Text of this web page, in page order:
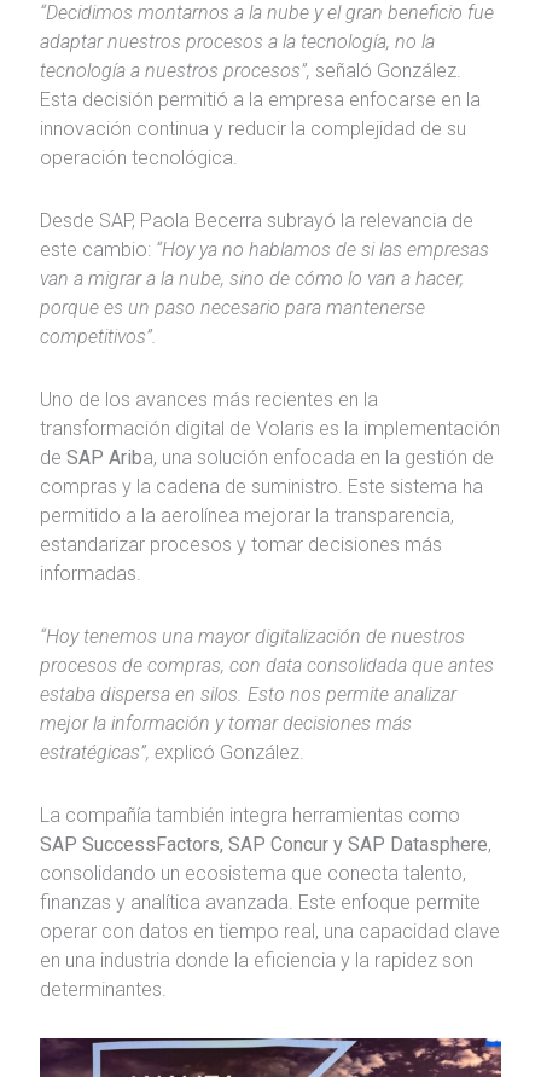
“Decidimos montarnos a la nube y el gran beneficio fue
adaptar nuestros procesos a la tecnología, no la
tecnología a nuestros procesos”, señaló González.
Esta decisión permitió a la empresa enfocarse en la
innovación continua y reducir la complejidad de su
operación tecnológica.
Desde SAP, Paola Becerra subrayó la relevancia de
este cambio: “Hoy ya no hablamos de si las empresas
van a migrar a la nube, sino de cómo lo van a hacer,
porque es un paso necesario para mantenerse
competitivos”.
Uno de los avances más recientes en la
transformación digital de Volaris es la implementación
de SAP Ariba, una solución enfocada en la gestión de
compras y la cadena de suministro. Este sistema ha
permitido a la aerolínea mejorar la transparencia,
estandarizar procesos y tomar decisiones más
informadas.
“Hoy tenemos una mayor digitalización de nuestros
procesos de compras, con data consolidada que antes
estaba dispersa en silos. Esto nos permite analizar
mejor la información y tomar decisiones más
estratégicas”, explicó González.
La compañía también integra herramientas como
SAP SuccessFactors, SAP Concur y SAP Datasphere,
consolidando un ecosistema que conecta talento,
finanzas y analítica avanzada. Este enfoque permite
operar con datos en tiempo real, una capacidad clave
en una industria donde la eficiencia y la rapidez son
determinantes.